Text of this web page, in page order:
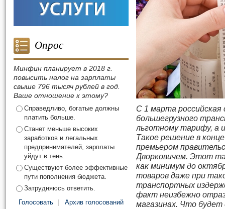
Опрос
Минфин планирует в 2018 г.
повысить налог на зарплаты
свыше 796 тысяч рублей в год.
Ваше отношение к этому?
Справедливо, богатые должны
платить больше.
Станет меньше высоких
заработков и легальных
предпринимателей, зарплаты
уйдут в тень.
Существуют более эффективные
пути пополнения бюджета.
Затрудняюсь ответить.
Голосовать
Архив голосований
С 1 марта
большегрузного
льготному тарифу, а
Такое решение в
премьером
Дворковичем. Этот
как минимум до
товаров даже при
транспортных
факт неизбежно
магазинах. Что будет